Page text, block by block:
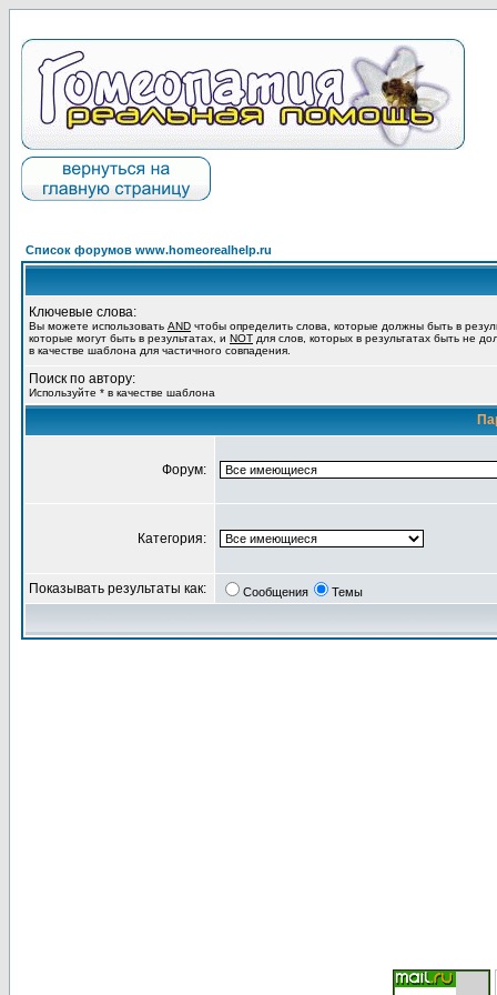
Список форумов www.homeorealhelp.ru
Ключевые слова:
Вы можете использовать AND чтобы определить слова, которые должны быть в
которые могут быть в результатах, и NOT для слов, которых в результатах быть не
в качестве шаблона для частичного совпадения.
Поиск по автору:
Используйте * в качестве шаблона
Форум:
Категория:
Показывать результаты как: Сообщения Темы